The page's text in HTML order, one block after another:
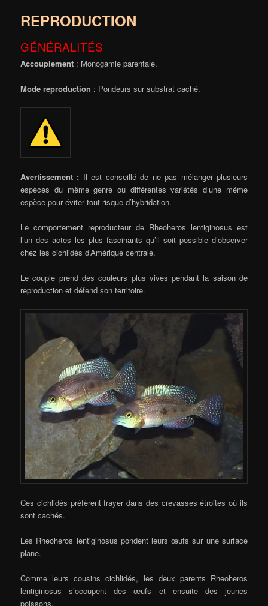
REPRODUCTION
GÉNÉRALITÉS
Accouplement : Monogamie parentale.
Mode reproduction : Pondeurs sur substrat caché.
Avertissement : Il est conseillé de ne pas mélanger plusieurs
espèces du même genre ou différentes variétés d’une même
espèce pour éviter tout risque d’hybridation.
Le comportement reproducteur de Rheoheros lentiginosus est
l’un des actes les plus fascinants qu’il soit possible d’observer
chez les cichlidés d’Amérique centrale.
Le couple prend des couleurs plus vives pendant la saison de
reproduction et défend son territoire.
Ces cichlidés préfèrent frayer dans des crevasses étroites où ils
sont cachés.
Les Rheoheros lentiginosus pondent leurs œufs sur une surface
plane.
Comme leurs cousins cichlidés, les deux parents Rheoheros
lentiginosus s’occupent des œufs et ensuite des jeunes
poissons.